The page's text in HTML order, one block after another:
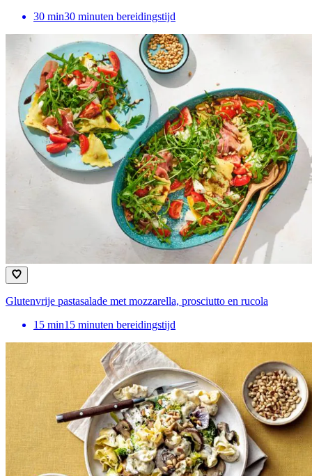
30 min30 minuten bereidingstijd
Glutenvrije pastasalade met mozzarella, prosciutto en rucola
15 min15 minuten bereidingstijd